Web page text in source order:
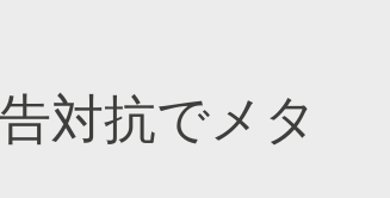
対抗でメタ